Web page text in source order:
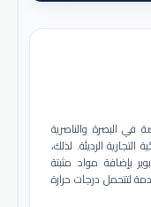
في البصرة والناصرية
الرديئة. لذلك،
بإضافة مواد مثبتة
لتتحمل درجات حرارة